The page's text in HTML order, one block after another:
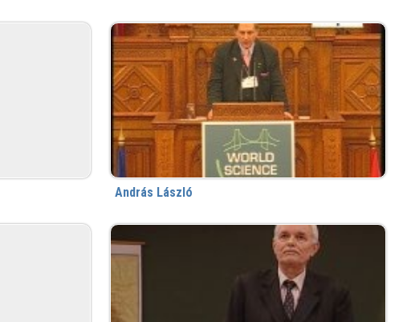
András László